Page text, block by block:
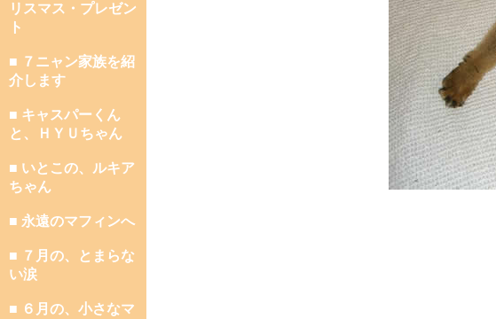
リスマス・プレゼン
ト
■ ７ニャン家族を紹
介します
■ キャスパーくん
と、ＨＹＵちゃん
■ いとこの、ルキア
ちゃん
■ 永遠のマフィンへ
■ ７月の、とまらな
い涙
■ ６月の、小さなマ